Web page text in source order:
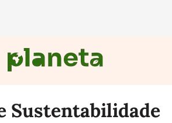
Sustentabilidade